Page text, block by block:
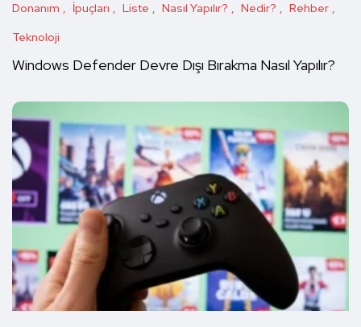
Donanım İpuçları Liste Nasıl Yapılır? Nedir?
Rehber
Teknoloji
Windows Defender Devre Dışı Bırakma Nasıl Yapılır?